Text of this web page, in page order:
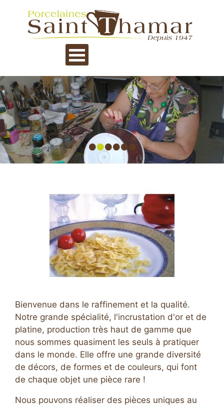
••••••
Bienvenue dans le raffinement et la qualité.
Notre grande spécialité, l'incrustation d'or et de
platine, production très haut de gamme que
nous sommes quasiment les seuls à pratiquer
dans le monde. Elle offre une grande diversité
de décors, de formes et de couleurs, qui font
de chaque objet une pièce rare !
Nous pouvons réaliser des pièces uniques au